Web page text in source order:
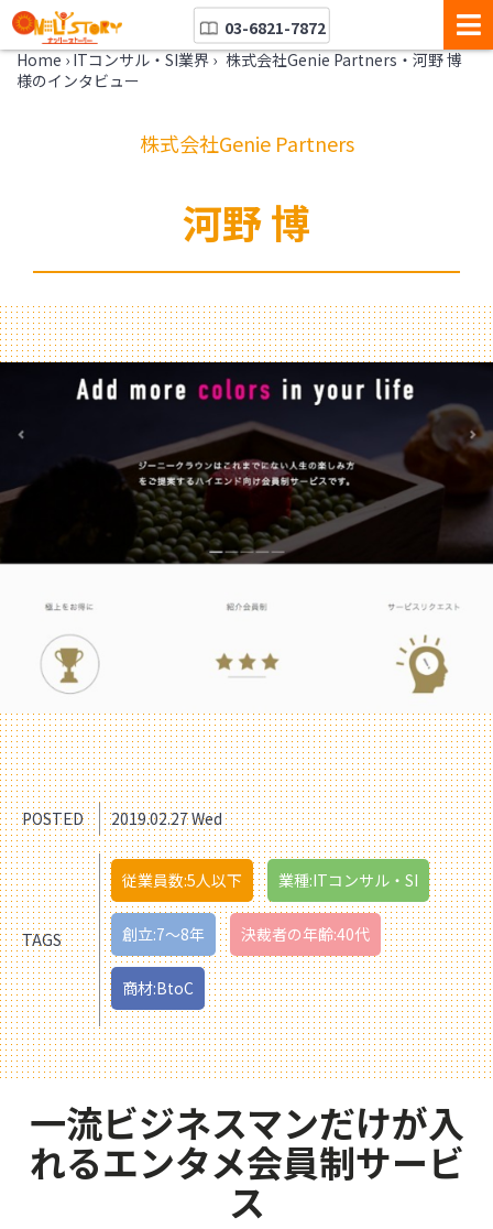
03-6821-7872
Home › ITコンサル・SI業界 › 株式会社Genie Partners・河野 博
様のインタビュー
株式会社Genie Partners
河野 博
POSTED 2019.02.27 Wed
TAGS
従業員数:5人以下 業種:ITコンサル・SI
創立:7〜8年 決裁者の年齢:40代
商材:BtoC
一流ビジネスマンだけが入
れるエンタメ会員制サービ
ス